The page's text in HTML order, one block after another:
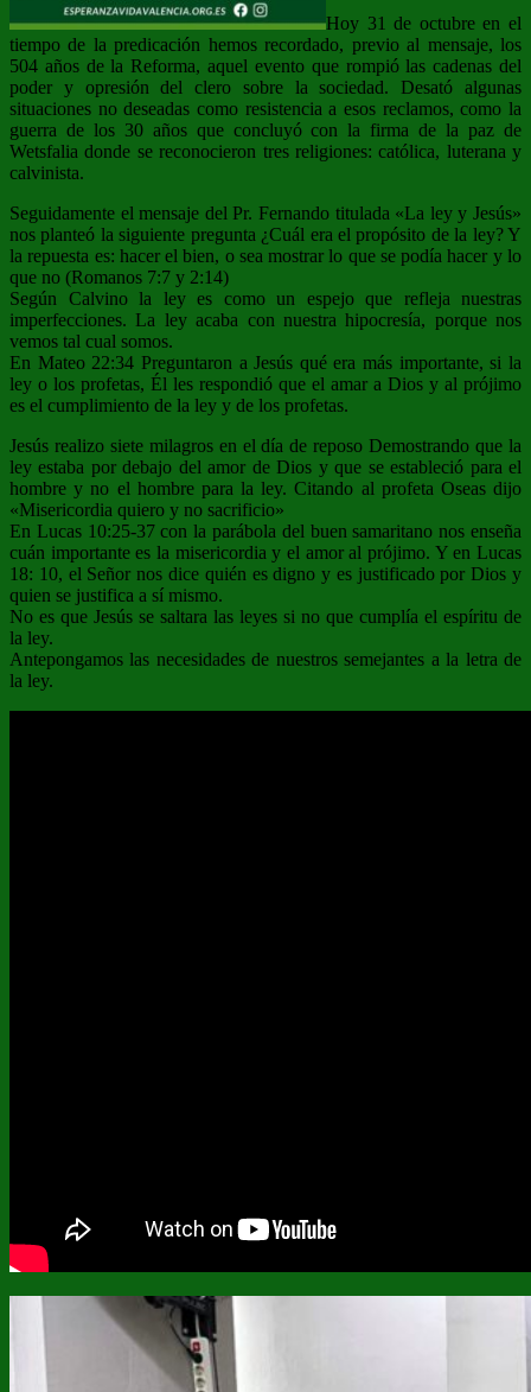
Hoy 31 de octubre en el
tiempo de la predicación hemos recordado, previo al mensaje, los
504 años de la Reforma, aquel evento que rompió las cadenas del
poder y opresión del clero sobre la sociedad. Desató algunas
situaciones no deseadas como resistencia a esos reclamos, como la
guerra de los 30 años que concluyó con la firma de la paz de
Wetsfalia donde se reconocieron tres religiones: católica, luterana y
calvinista.
Seguidamente el mensaje del Pr. Fernando titulada «La ley y Jesús»
nos planteó la siguiente pregunta ¿Cuál era el propósito de la ley? Y
la repuesta es: hacer el bien, o sea mostrar lo que se podía hacer y lo
que no (Romanos 7:7 y 2:14)
Según Calvino la ley es como un espejo que refleja nuestras
imperfecciones. La ley acaba con nuestra hipocresía, porque nos
vemos tal cual somos.
En Mateo 22:34 Preguntaron a Jesús qué era más importante, si la
ley o los profetas, Él les respondió que el amar a Dios y al prójimo
es el cumplimiento de la ley y de los profetas.
Jesús realizo siete milagros en el día de reposo Demostrando que la
ley estaba por debajo del amor de Dios y que se estableció para el
hombre y no el hombre para la ley. Citando al profeta Oseas dijo
«Misericordia quiero y no sacrificio»
En Lucas 10:25-37 con la parábola del buen samaritano nos enseña
cuán importante es la misericordia y el amor al prójimo. Y en Lucas
18: 10, el Señor nos dice quién es digno y es justificado por Dios y
quien se justifica a sí mismo.
No es que Jesús se saltara las leyes si no que cumplía el espíritu de
la ley.
Antepongamos las necesidades de nuestros semejantes a la letra de
la ley.